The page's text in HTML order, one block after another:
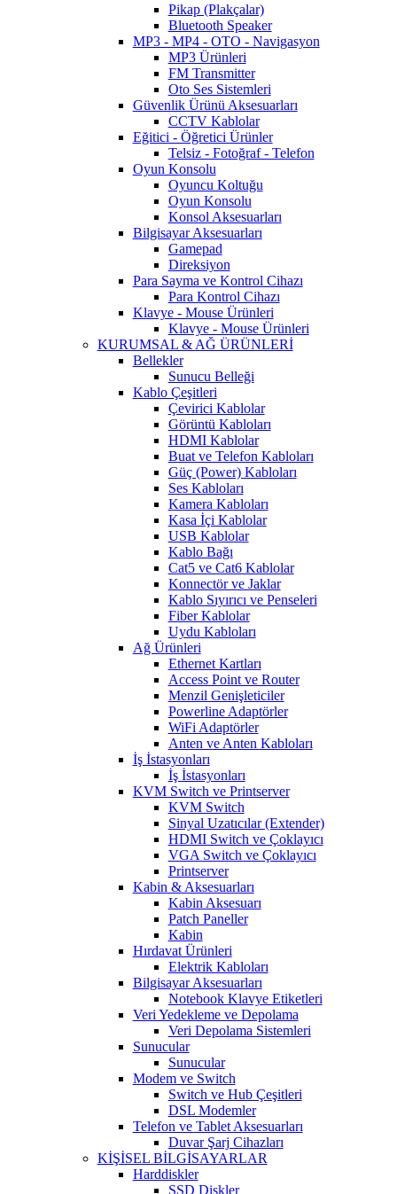
Pikap (Plakçalar)
Bluetooth Speaker
MP3 - MP4 - OTO - Navigasyon
MP3 Ürünleri
FM Transmitter
Oto Ses Sistemleri
Güvenlik Ürünü Aksesuarları
CCTV Kablolar
Eğitici - Öğretici Ürünler
Telsiz - Fotoğraf - Telefon
Oyun Konsolu
Oyuncu Koltuğu
Oyun Konsolu
Konsol Aksesuarları
Bilgisayar Aksesuarları
Gamepad
Direksiyon
Para Sayma ve Kontrol Cihazı
Para Kontrol Cihazı
Klavye - Mouse Ürünleri
Klavye - Mouse Ürünleri
KURUMSAL & AĞ ÜRÜNLERİ
Bellekler
Sunucu Belleği
Kablo Çeşitleri
Çevirici Kablolar
Görüntü Kabloları
HDMI Kablolar
Buat ve Telefon Kabloları
Güç (Power) Kabloları
Ses Kabloları
Kamera Kabloları
Kasa İçi Kablolar
USB Kablolar
Kablo Bağı
Cat5 ve Cat6 Kablolar
Konnectör ve Jaklar
Kablo Sıyırıcı ve Penseleri
Fiber Kablolar
Uydu Kabloları
Ağ Ürünleri
Ethernet Kartları
Access Point ve Router
Menzil Genişleticiler
Powerline Adaptörler
WiFi Adaptörler
Anten ve Anten Kabloları
İş İstasyonları
İş İstasyonları
KVM Switch ve Printserver
KVM Switch
Sinyal Uzatıcılar (Extender)
HDMI Switch ve Çoklayıcı
VGA Switch ve Çoklayıcı
Printserver
Kabin & Aksesuarları
Kabin Aksesuarı
Patch Paneller
Kabin
Hırdavat Ürünleri
Elektrik Kabloları
Bilgisayar Aksesuarları
Notebook Klavye Etiketleri
Veri Yedekleme ve Depolama
Veri Depolama Sistemleri
Sunucular
Sunucular
Modem ve Switch
Switch ve Hub Çeşitleri
DSL Modemler
Telefon ve Tablet Aksesuarları
Duvar Şarj Cihazları
KİŞİSEL BİLGİSAYARLAR
Harddiskler
SSD Diskler